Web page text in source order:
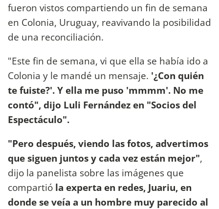
fueron vistos compartiendo un fin de semana
en Colonia, Uruguay, reavivando la posibilidad
de una reconciliación.
"Este fin de semana, vi que ella se había ido a
Colonia y le mandé un mensaje. '¿Con quién
te fuiste?'. Y ella me puso 'mmmm'. No me
contó", dijo Luli Fernández en "Socios del
Espectáculo".
"Pero después, viendo las fotos, advertimos
que siguen juntos y cada vez están mejor",
dijo la panelista sobre las imágenes que
compartió la experta en redes, Juariu, en
donde se veía a un hombre muy parecido al